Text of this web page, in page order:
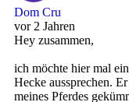
Dom Cru
vor 2 Jahren
Hey zusammen,
ich möchte hier mal
Hecke aussprechen.
meines Pferdes